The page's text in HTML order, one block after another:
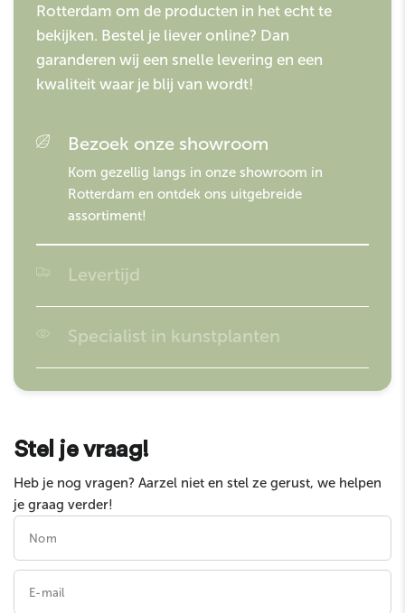
Rotterdam om de producten in het echt te
bekijken. Bestel je liever online? Dan
garanderen wij een snelle levering en een
kwaliteit waar je blij van wordt!
Bezoek onze showroom
Kom gezellig langs in onze showroom in
Rotterdam en ontdek ons uitgebreide
assortiment!
Levertijd
Specialist in kunstplanten
Stel je vraag!
Heb je nog vragen? Aarzel niet en stel ze gerust, we helpen
je graag verder!
Nom
E-mail